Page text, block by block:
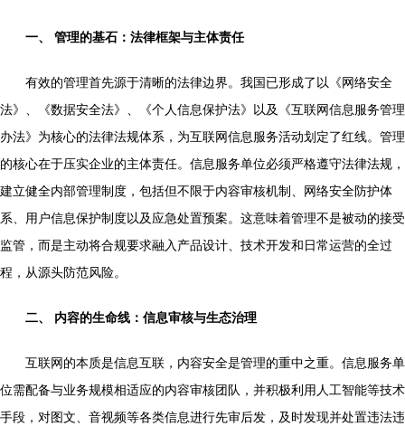
一、 管理的基石：法律框架与主体责任
有效的管理首先源于清晰的法律边界。我国已形成了以《网络安全
法》、《数据安全法》、《个人信息保护法》以及《互联网信息服务管理
办法》为核心的法律法规体系，为互联网信息服务活动划定了红线。管理
的核心在于压实企业的主体责任。信息服务单位必须严格遵守法律法规，
建立健全内部管理制度，包括但不限于内容审核机制、网络安全防护体
系、用户信息保护制度以及应急处置预案。这意味着管理不是被动的接受
监管，而是主动将合规要求融入产品设计、技术开发和日常运营的全过
程，从源头防范风险。
二、 内容的生命线：信息审核与生态治理
互联网的本质是信息互联，内容安全是管理的重中之重。信息服务单
位需配备与业务规模相适应的内容审核团队，并积极利用人工智能等技术
手段，对图文、音视频等各类信息进行先审后发，及时发现并处置违法违